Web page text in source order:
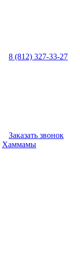
8 (812) 327-33-27
Заказать звонок
Хаммамы